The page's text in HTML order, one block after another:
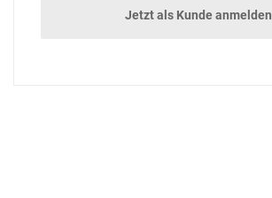
Jetzt als Kunde anmelden